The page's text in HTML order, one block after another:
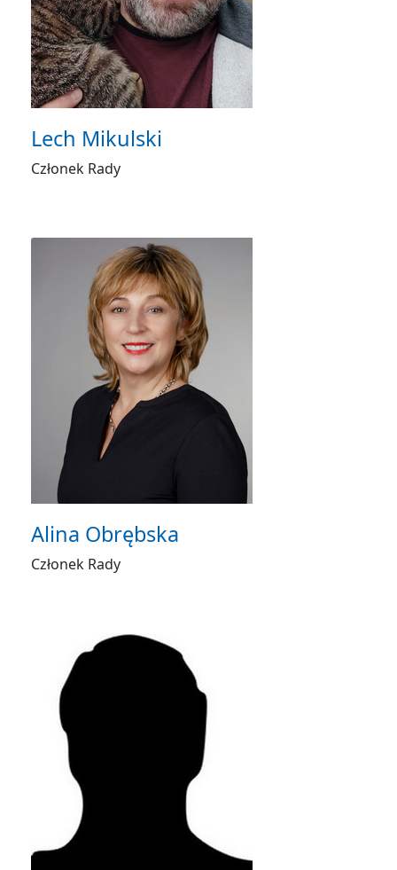
Lech Mikulski
Członek Rady
Alina Obrębska
Członek Rady